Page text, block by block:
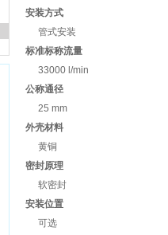
安装方式
管式安装
标准标称流量
33000 l/min
公称通径
25 mm
外壳材料
黄铜
密封原理
软密封
安装位置
可选